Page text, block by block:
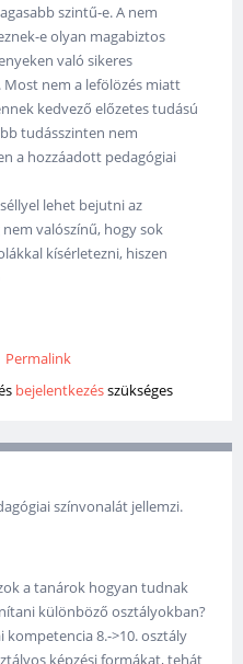
szintű-e. A nem
e olyan magabiztos
való sikeres
nem a lefölözés miatt
kedvező előzetes tudású
tudásszinten nem
a hozzáadott pedagógiai
lehet bejutni az
valószínű, hogy sok
kísérletezni, hiszen
Permalink
bejelentkezésszükséges
színvonalát jellemzi.
a tanárok hogyan tudnak
különböző osztályokban?
8.->10. osztály